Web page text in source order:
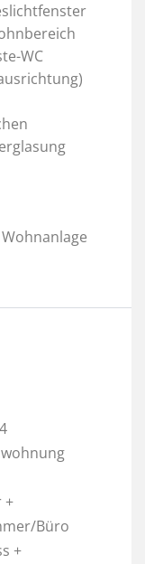
WC
+
Büro
+